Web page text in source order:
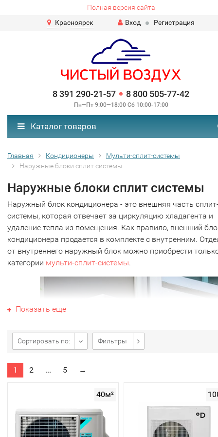
Полная версия сайта
Красноярск
Вход Регистрация
8 391 290-21-57 8 800 505-77-42
Пн—Пт 9:00—18:00 Сб 10:00-17:00
Каталог товаров
Главная Кондиционеры
Мульти-сплит-системы
Наружные блоки сплит системы
Наружные блоки сплит системы
Наружный блок кондиционера - это внешняя часть
системы, которая отвечает за циркуляцию хладагента и
удаление тепла из помещения. Как правило, внешний
кондиционера продается в комплекте с внутренним.
от внутреннего наружный блок можно приобрести
категории мульти-сплит-системы.
Внешний блок сплит-системы состоит из компрессора,
Показать еще
Сортировать по: Фильтры
1 2 ... 5 →
40м²